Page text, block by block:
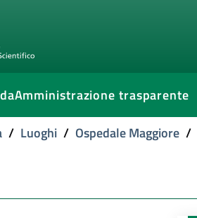
Amministrazione trasparente
/ Luoghi / Ospedale Maggiore /